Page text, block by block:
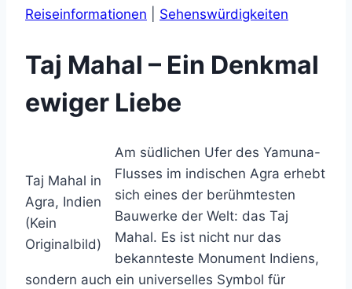
Reiseinformationen Sehenswürdigkeiten
Taj Mahal – Ein Denkmal
ewiger Liebe
Taj Mahal in
Agra, Indien
(Kein
Originalbild)
Am südlichen Ufer des Yamuna-
Flusses im indischen Agra erhebt
sich eines der berühmtesten
Bauwerke der Welt: das Taj
Mahal. Es ist nicht nur das
bekannteste Monument Indiens,
sondern auch ein universelles Symbol für